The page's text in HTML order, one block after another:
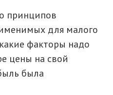
принципов
для малого
факторы надо
цены на свой
была